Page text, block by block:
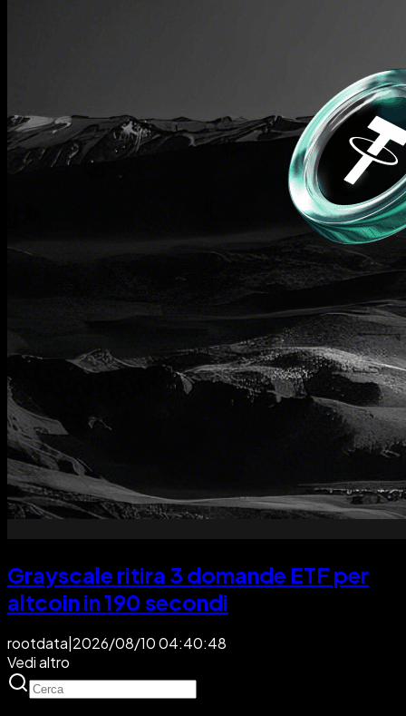
Grayscale ritira 3 domande ETF per
altcoin in 190 secondi
rootdata 2026/08/10 04:40:48
Vedi altro